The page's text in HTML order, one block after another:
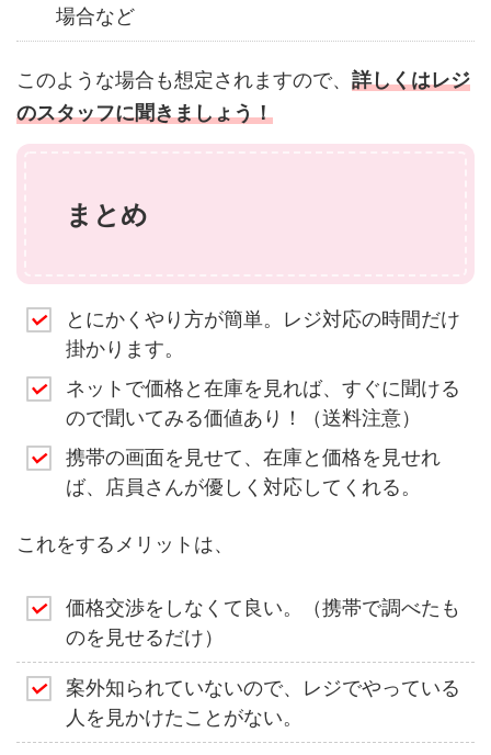
場合など
このような場合も想定されますので、 詳しくはレジ
のスタッフに聞きましょう！
まとめ
とにかくやり方が簡単。レジ対応の時間だけ
掛かります。
ネットで価格と在庫を見れば、すぐに聞ける
ので聞いてみる価値あり！（送料注意）
携帯の画面を見せて、在庫と価格を見せれ
ば、店員さんが優しく対応してくれる。
これをするメリットは、
価格交渉をしなくて良い。（携帯で調べたも
のを見せるだけ）
案外知られていないので、レジでやっている
人を見かけたことがない。